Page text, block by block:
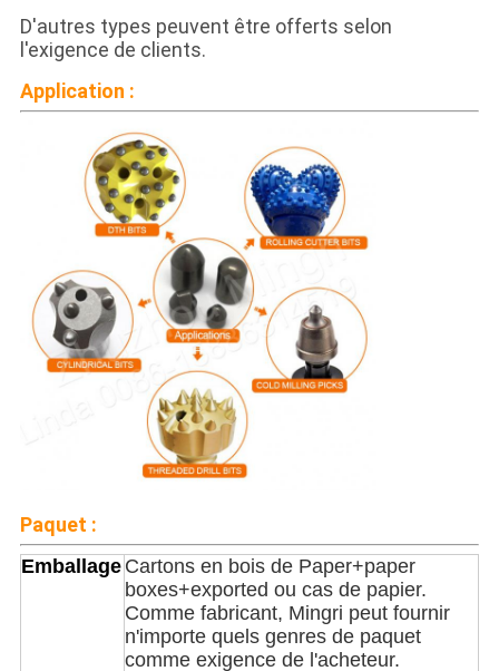
D'autres types peuvent être offerts selon
l'exigence de clients.
Application :
Paquet :
Emballage Cartons en bois de Paper+paper
boxes+exported ou cas de papier.
Comme fabricant, Mingri peut fournir
n'importe quels genres de paquet
comme exigence de l'acheteur.